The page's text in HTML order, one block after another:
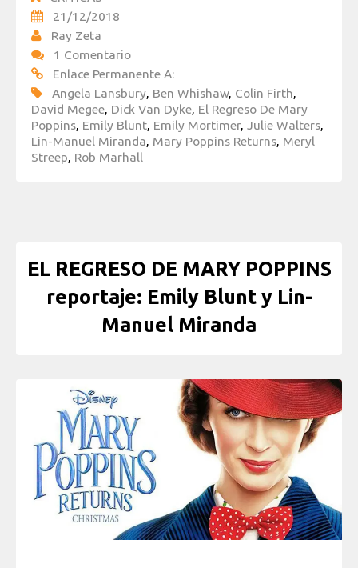
21/12/2018
Ray Zeta
1 Comentario
Enlace Permanente A:
Angela Lansbury, Ben Whishaw, Colin Firth,
David Megee, Dick Van Dyke, El Regreso De Mary
Poppins, Emily Blunt, Emily Mortimer, Julie Walters,
Lin-Manuel Miranda, Mary Poppins Returns, Meryl
Streep, Rob Marhall
EL REGRESO DE MARY POPPINS
reportaje: Emily Blunt y Lin-
Manuel Miranda